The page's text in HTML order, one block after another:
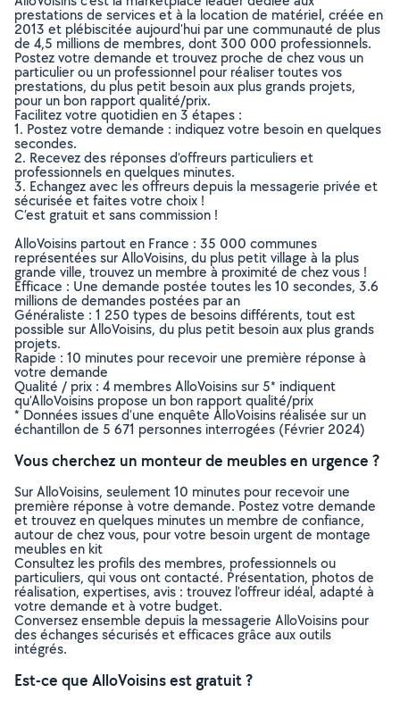
prestations de services et à la location de matériel, créée en
2013 et plébiscitée aujourd’hui par une communauté de plus
de 4,5 millions de membres, dont 300 000 professionnels.
Postez votre demande et trouvez proche de chez vous un
particulier ou un professionnel pour réaliser toutes vos
prestations, du plus petit besoin aux plus grands projets,
pour un bon rapport qualité/prix.
Facilitez votre quotidien en 3 étapes :
1. Postez votre demande : indiquez votre besoin en quelques
secondes.
2. Recevez des réponses d’offreurs particuliers et
professionnels en quelques minutes.
3. Echangez avec les offreurs depuis la messagerie privée et
sécurisée et faites votre choix !
C’est gratuit et sans commission !
AlloVoisins partout en France : 35 000 communes
représentées sur AlloVoisins, du plus petit village à la plus
grande ville, trouvez un membre à proximité de chez vous !
Efficace : Une demande postée toutes les 10 secondes, 3.6
millions de demandes postées par an
Généraliste : 1 250 types de besoins différents, tout est
possible sur AlloVoisins, du plus petit besoin aux plus grands
projets.
Rapide : 10 minutes pour recevoir une première réponse à
votre demande
Qualité / prix : 4 membres AlloVoisins sur 5* indiquent
qu’AlloVoisins propose un bon rapport qualité/prix
* Données issues d’une enquête AlloVoisins réalisée sur un
échantillon de 5 671 personnes interrogées (Février 2024)
Vous cherchez un monteur de meubles en urgence ?
Sur AlloVoisins, seulement 10 minutes pour recevoir une
première réponse à votre demande. Postez votre demande
et trouvez en quelques minutes un membre de confiance,
autour de chez vous, pour votre besoin urgent de montage
meubles en kit
Consultez les profils des membres, professionnels ou
particuliers, qui vous ont contacté. Présentation, photos de
réalisation, expertises, avis : trouvez l'offreur idéal, adapté à
votre demande et à votre budget.
Conversez ensemble depuis la messagerie AlloVoisins pour
des échanges sécurisés et efficaces grâce aux outils
intégrés.
Est-ce que AlloVoisins est gratuit ?